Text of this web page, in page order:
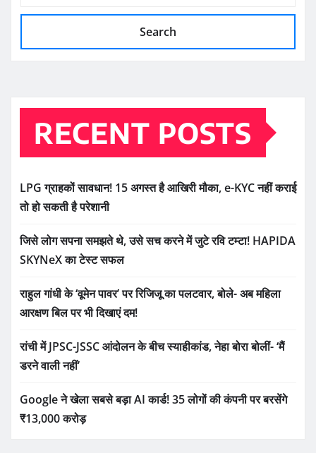
Search
RECENT POSTS
LPG ग्राहकों सावधान! 15 अगस्त है आखिरी मौका, e-KYC नहीं कराई
तो हो सकती है परेशानी
जिसे लोग सपना समझते थे, उसे सच करने में जुटे रवि टम्टा! HAPIDA
SKYNeX का टेस्ट सफल
राहुल गांधी के ‘वूमेन पावर’ पर रिजिजू का पलटवार, बोले- अब महिला
आरक्षण बिल पर भी दिखाएं दम!
रांची में JPSC-JSSC आंदोलन के बीच स्याहीकांड, नेहा बोरा बोलीं- ‘मैं
डरने वाली नहीं’
Google ने खेला सबसे बड़ा AI कार्ड! 35 लोगों की कंपनी पर बरसेंगे
₹13,000 करोड़